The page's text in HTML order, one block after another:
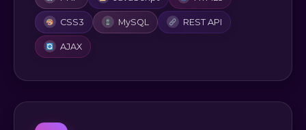
CSS3 MySQL REST API
AJAX